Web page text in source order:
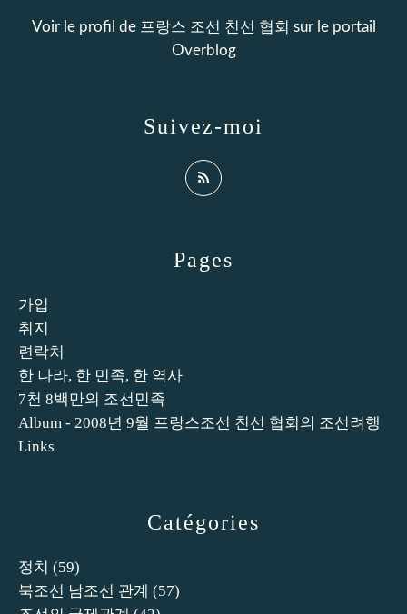
Catégories
정치 (59)
북조선 남조선 관계 (57)
Pages
가입
취지
련락처
한 나라, 한 민족, 한 역사
7천 8백만의 조선민족
Album - 2008년 9월 프랑스조선 친선 협회의 조선려행
Links
Voir le profil de 프랑스 조선 친선 협회 sur le portail
Overblog
Suivez-moi